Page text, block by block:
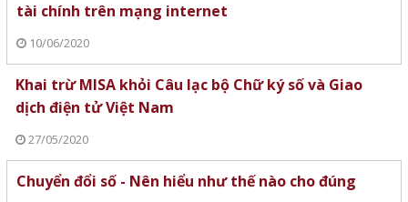
tài chính trên mạng internet
10/06/2020
Khai trừ MISA khỏi Câu lạc bộ Chữ ký số và Giao
dịch điện tử Việt Nam
27/05/2020
Chuyển đổi số - Nên hiểu như thế nào cho đúng